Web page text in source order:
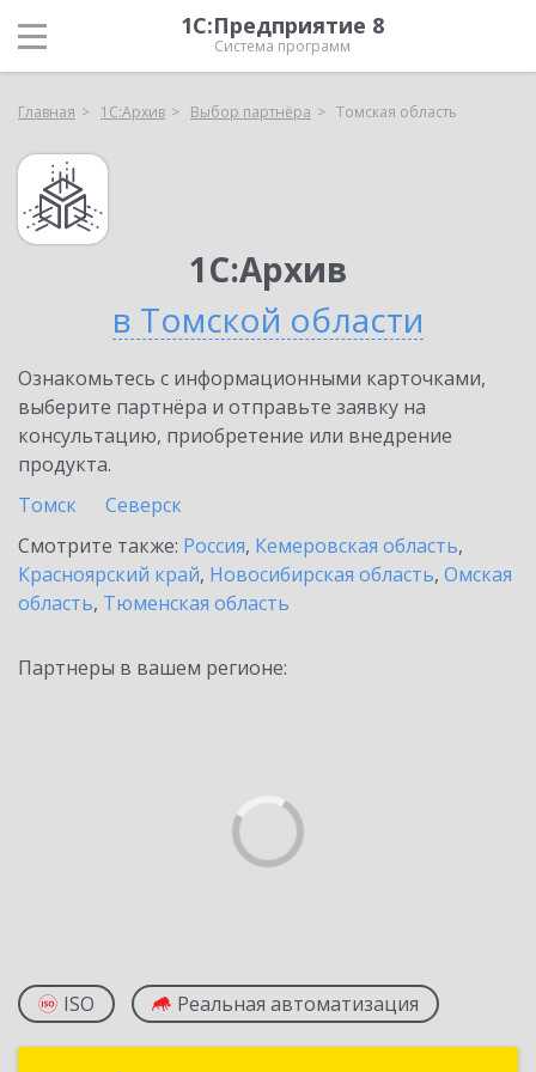
1С:Предприятие 8
Система программ
Главная 1С:Архив Выбор партнёра Томская область
1С:Архив
в Томской области
Ознакомьтесь с информационными карточками,
выберите партнёра и отправьте заявку на
консультацию, приобретение или внедрение
продукта.
Томск
Северск
Смотрите также: Россия, Кемеровская область,
Красноярский край, Новосибирская область, Омская
область, Тюменская область
Партнеры в вашем регионе:
ISO Реальная автоматизация